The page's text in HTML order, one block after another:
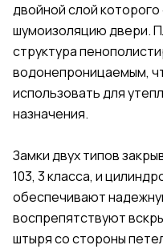
двойной слой
шумоизоляцию двери.
структура
водонепроницаемым,
использовать для
назначения.
Замки двух типов
103, 3 класса, и
обеспечивают
воспрепятствуют
штыря со стороны